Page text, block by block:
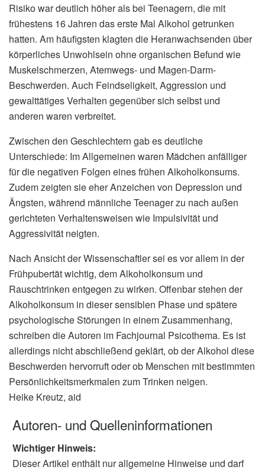
Risiko war deutlich höher als bei Teenagern, die mit
frühestens 16 Jahren das erste Mal Alkohol getrunken
hatten. Am häufigsten klagten die Heranwachsenden über
körperliches Unwohlsein ohne organischen Befund wie
Muskelschmerzen, Atemwegs- und Magen-Darm-
Beschwerden. Auch Feindseligkeit, Aggression und
gewalttätiges Verhalten gegenüber sich selbst und
anderen waren verbreitet.
Zwischen den Geschlechtern gab es deutliche
Unterschiede: Im Allgemeinen waren Mädchen anfälliger
für die negativen Folgen eines frühen Alkoholkonsums.
Zudem zeigten sie eher Anzeichen von Depression und
Ängsten, während männliche Teenager zu nach außen
gerichteten Verhaltensweisen wie Impulsivität und
Aggressivität neigten.
Nach Ansicht der Wissenschaftler sei es vor allem in der
Frühpubertät wichtig, dem Alkoholkonsum und
Rauschtrinken entgegen zu wirken. Offenbar stehen der
Alkoholkonsum in dieser sensiblen Phase und spätere
psychologische Störungen in einem Zusammenhang,
schreiben die Autoren im Fachjournal Psicothema. Es ist
allerdings nicht abschließend geklärt, ob der Alkohol diese
Beschwerden hervorruft oder ob Menschen mit bestimmten
Persönlichkeitsmerkmalen zum Trinken neigen.
Heike Kreutz, aid
Autoren- und Quelleninformationen
Wichtiger Hinweis:
Dieser Artikel enthält nur allgemeine Hinweise und darf